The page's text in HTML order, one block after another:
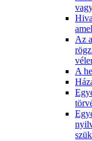
Az
A